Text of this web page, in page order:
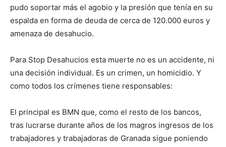
pudo soportar más el agobio y la presión que tenía en su
espalda en forma de deuda de cerca de 120.000 euros y
amenaza de desahucio.
Para Stop Desahucios esta muerte no es un accidente, ni
una decisión individual. Es un crimen, un homicidio. Y
como todos los crímenes tiene responsables:
El principal es BMN que, como el resto de los bancos,
tras lucrarse durante años de los magros ingresos de los
trabajadores y trabajadoras de Granada sigue poniendo